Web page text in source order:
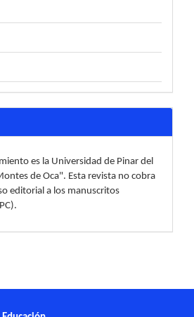
es la Universidad de Pinar del
de Oca". Esta revista no cobra
editorial a los manuscritos